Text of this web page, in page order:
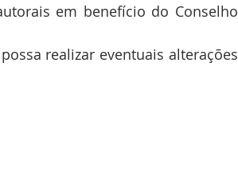
em benefício do Conselho
realizar eventuais alterações